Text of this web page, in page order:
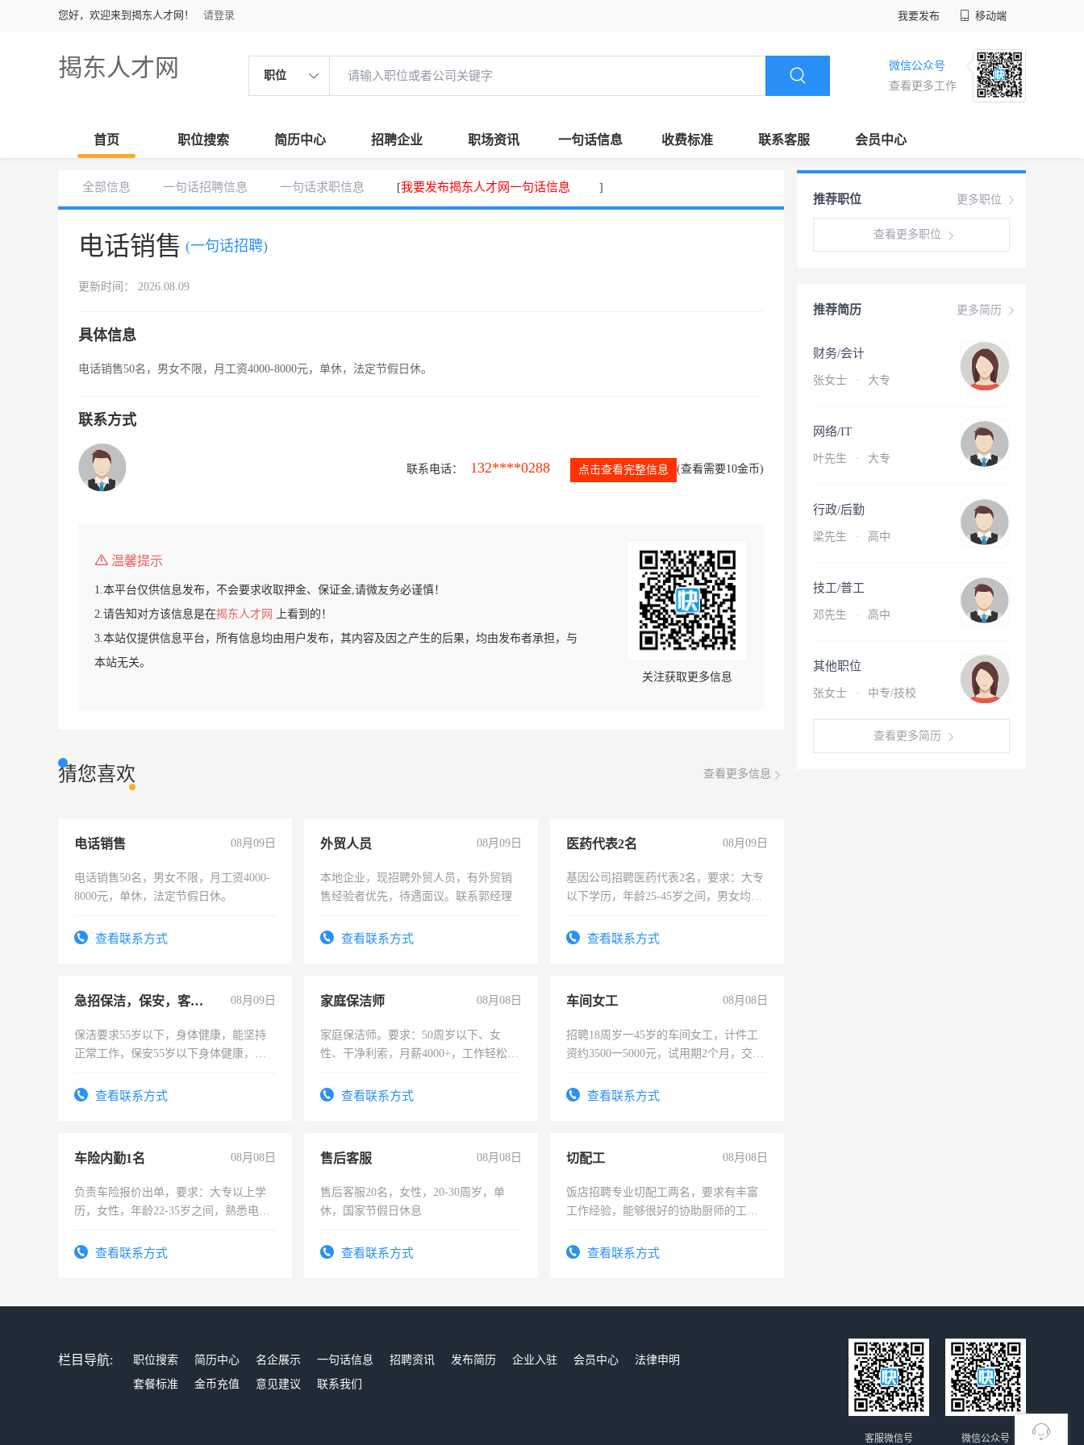
您好，欢迎来到揭东人才网！ 请登录 我要发布 移动端
揭东人才网 职位
微信公众号
查看更多工作
首页 职位搜索 简历中心 招聘企业 职场资讯 一句话信息 收费标准 联系客服 会员中心
全部信息 一句话招聘信息 一句话求职信息 [我要发布揭东人才网一句话信息 ]
电话销售 (一句话招聘)
更新时间： 2026.08.09
具体信息
电话销售50名，男女不限，月工资4000-8000元，单休，法定节假日休。
联系方式
联系电话： 132****0288 点击查看完整信息 (查看需要10金币)
温馨提示
1.本平台仅供信息发布，不会要求收取押金、保证金,请微友务必谨慎！
2.请告知对方该信息是在揭东人才网
上看到的！
3.本站仅提供信息平台，所有信息均由用户发布，其内容及因之产生的后果，均由发布者承担，与
本站无关。
关注获取更多信息
猜您喜欢 查看更多信息
电话销售 08月09日
电话销售50名，男女不限，月工资4000-
8000元，单休，法定节假日休。
查看联系方式
外贸人员 08月09日
本地企业，现招聘外贸人员，有外贸销
售经验者优先，待遇面议。联系郭经理
查看联系方式
医药代表2名 08月09日
基因公司招聘医药代表2名，要求：大专
以下学历，年龄25-45岁之间，男女均
表或者有医学资质的优先，底薪+绩效，
查看联系方式
急招保洁，保安，客服，工程 08月09日
保洁要求55岁以下，身体健康，能坚持
正常工作，保安55岁以下身体健康，有
录，客服要求45岁以下高中以上文化，
查看联系方式
家庭保洁师 08月08日
家庭保洁师。要求：50周岁以下、女
性、干净利索，月薪4000+，工作轻松，
太太等。查看联系方式
车间女工 08月08日
招聘18周岁一45岁的车间女工，计件工
资约3500一5000元，试用期2个月，交五
查看联系方式
车险内勤1名 08月08日
负责车险报价出单，要求：大专以上学
历，女性，年龄22-35岁之间，熟悉电脑
试用期1-3个月，转正后交纳五险，
查看联系方式
售后客服 08月08日
售后客服20名，女性，20-30周岁，单
休，国家节假日休息
查看联系方式
切配工 08月08日
饭店招聘专业切配工两名，要求有丰富
工作经验，能够很好的协助厨师的工
4500。查看联系方式
更多职位
推荐职位
查看更多职位
更多简历
推荐简历
财务/会计
张女士 · 大专
网络/IT
叶先生 · 大专
行政/后勤
梁先生 · 高中
技工/普工
邓先生 · 高中
其他职位
张女士 · 中专/技校
查看更多简历
栏目导航: 职位搜索 简历中心 名企展示 一句话信息 招聘资讯 发布简历 企业入驻 会员中心
法律申明
套餐标准
金币充值 意见建议 联系我们
微信公众号
客服微信号